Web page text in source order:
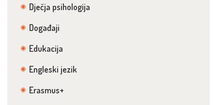
Dječja psihologija
Događaji
Edukacija
Engleski jezik
Erasmus+